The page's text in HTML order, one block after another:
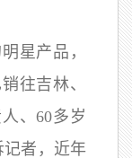
星产品，
往吉林、
、60多岁
记者，近年